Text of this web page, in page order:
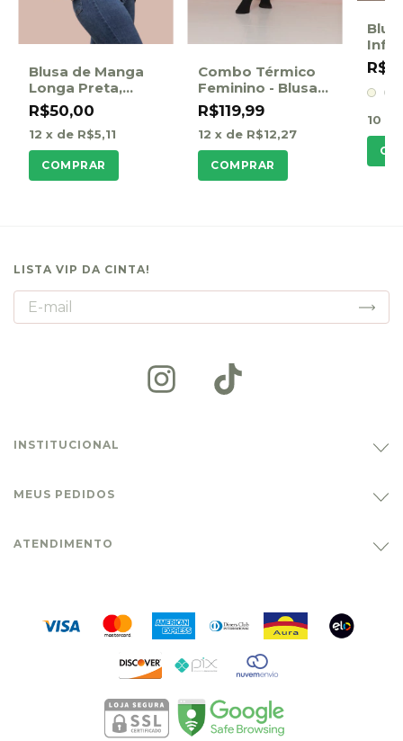
Blusa de Manga
Longa Preta,
Segunda Pele
Térmica
R$50,00
12 x de R$5,11
COMPRAR
Combo Térmico
Feminino - Blusa
térmica + Meia
térmica
R$119,99
12 x de R$12,27
COMPRAR
10
LISTA VIP DA CINTA!
INSTITUCIONAL
MEUS PEDIDOS
ATENDIMENTO